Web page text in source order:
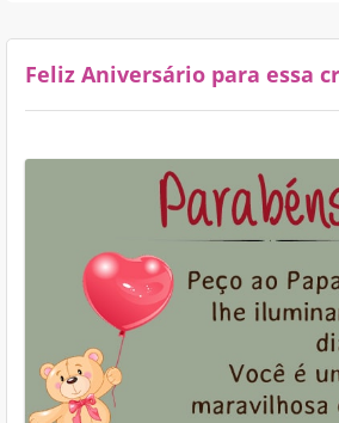
Feliz Aniversário para essa